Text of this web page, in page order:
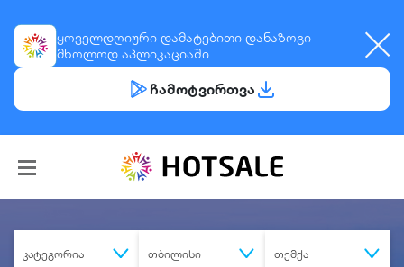
ყოველდღიური დამატებითი დანაზოგი
მხოლოდ აპლიკაციაში
ჩამოტვირთვა
კატეგორია თბილისი თემქა